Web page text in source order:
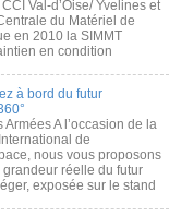
Val-d’Oise/ Yvelines et
du Matériel de
en 2010 la SIMMT
en condition
à bord du futur
A l’occasion de la
de
nous vous proposons
réelle du futur
exposée sur le stand